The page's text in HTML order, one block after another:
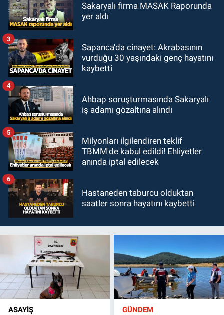
Sakaryalı firma MASAK Raporunda
yer aldı
Sapanca'da cinayet: Akrabasının
vurduğu 30 yaşındaki genç hayatını
kaybetti
3
Ahbap soruşturmasında Sakaryalı
iş adamı gözaltına alındı
4
Milyonları ilgilendiren teklif
TBMM'de kabul edildi! Ehliyetler
anında iptal edilecek
5
Hastaneden taburcu olduktan
saatler sonra hayatını kaybetti
6
ASAYİŞ GÜNDEM